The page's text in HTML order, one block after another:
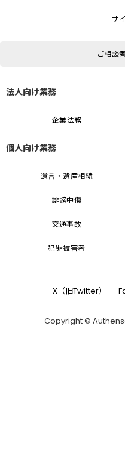
サ
ご相談
法人向け業務
企業法務
個人向け業務
遺言・遺産相続
誹謗中傷
交通事故
犯罪被害者
X（旧Twitter）
Copyright ©